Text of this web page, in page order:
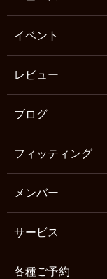
イベント
レビュー
ブログ
フィッティング
メンバー
サービス
各種ご予約